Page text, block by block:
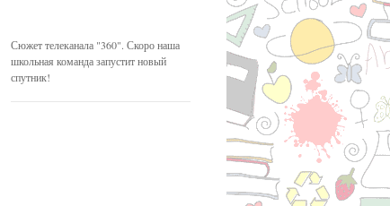
Сюжет телеканала "360". Скоро наша
школьная команда запустит новый
спутник!